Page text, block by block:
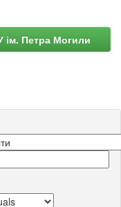
ім. Петра Могили